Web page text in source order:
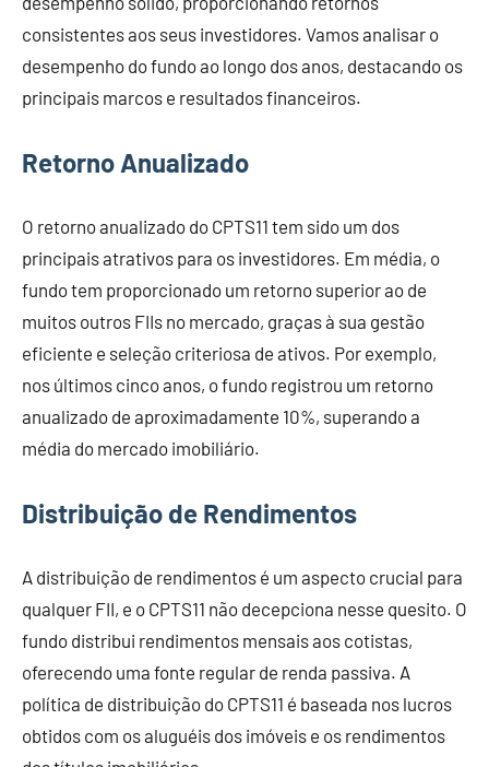
consistentes aos seus investidores. Vamos analisar o
desempenho do fundo ao longo dos anos, destacando os
principais marcos e resultados financeiros.
Retorno Anualizado
O retorno anualizado do CPTS11 tem sido um dos
principais atrativos para os investidores. Em média, o
fundo tem proporcionado um retorno superior ao de
muitos outros FIIs no mercado, graças à sua gestão
eficiente e seleção criteriosa de ativos. Por exemplo,
nos últimos cinco anos, o fundo registrou um retorno
anualizado de aproximadamente 10%, superando a
média do mercado imobiliário.
Distribuição de Rendimentos
A distribuição de rendimentos é um aspecto crucial para
qualquer FII, e o CPTS11 não decepciona nesse quesito. O
fundo distribui rendimentos mensais aos cotistas,
oferecendo uma fonte regular de renda passiva. A
política de distribuição do CPTS11 é baseada nos lucros
obtidos com os aluguéis dos imóveis e os rendimentos